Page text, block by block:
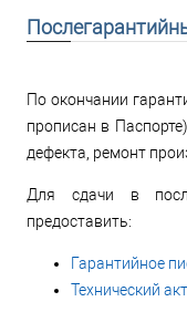
По окончании
прописан в
дефекта, ремонт
Для сдачи в
предоставить:
Гарантийное
Технический акт